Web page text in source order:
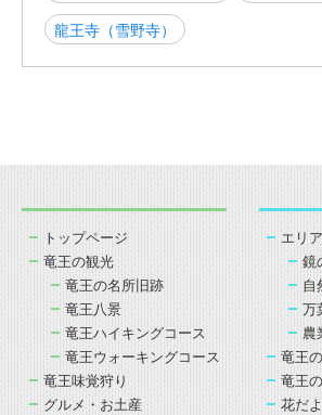
龍王寺（雪野寺）
トップページ
竜王の観光
竜王の名所旧跡
竜王八景
竜王ハイキングコース
竜王ウォーキングコース
竜王味覚狩り
グルメ・お土産
エリ
鏡
自
万
農
竜王
竜王
花だ